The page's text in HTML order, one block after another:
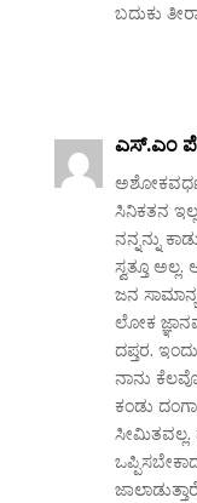
ಬದುಕು
ಎಸ್.ಎಂ
ಸಿನಿಕತನ
ನನ್ನನ್ನು
ಸ್ವತ್ತೂ
ಜನ
ಲೋಕ
ದಪ್ತರ.
ನಾನು
ಕಂಡು
ಸೀಮಿತವಲ್ಲ.